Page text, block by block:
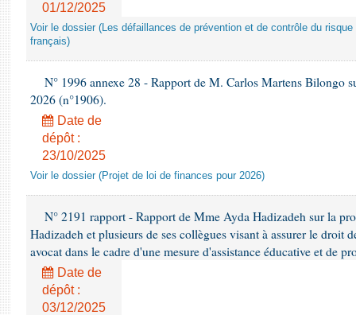
01/12/2025
Voir le dossier (Les défaillances de prévention et de contrôle du
français)
N° 1996 annexe 28 - Rapport de M. Carlos Martens Bilongo
2026 (n°1906).
Date de
dépôt :
23/10/2025
Voir le dossier (Projet de loi de finances pour 2026)
N° 2191 rapport - Rapport de Mme Ayda Hadizadeh sur la
Hadizadeh et plusieurs de ses collègues visant à assurer le droit
avocat dans le cadre d'une mesure d'assistance éducative et de
Date de
dépôt :
03/12/2025